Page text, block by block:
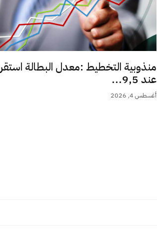
منذوبية التخطيط :معدل البطالة استقر
عند 9,5...
أغسطس 4, 2026